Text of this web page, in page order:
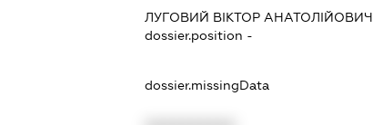
ЛУГОВИЙ ВІКТОР АНАТОЛІЙОВИЧ
dossier.position -
dossier.missingData